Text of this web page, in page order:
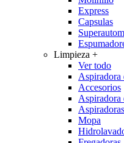
Express
Capsulas
Limpieza +
Ver todo
Aspiradora
Accesorios
Aspiradora
Aspiradoras
Mopa